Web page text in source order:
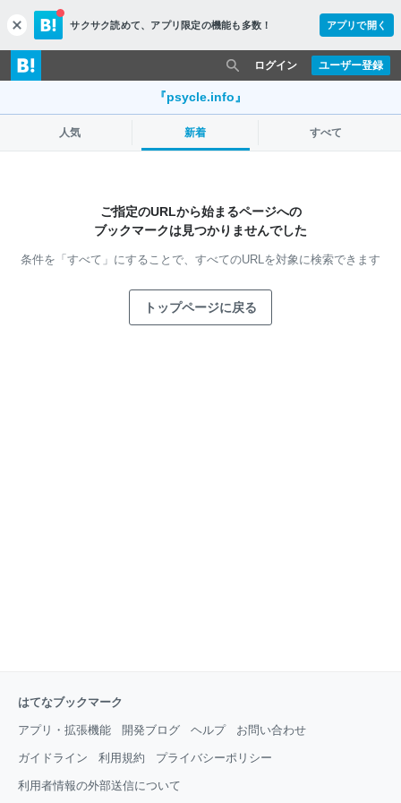
c
l
o
s
サクサク読めて、 アプリ限定の機能も多数！ アプリで開く
ユーザー登録
ログイン
『psycle.info』
人気 新着 すべて
ご指定のURLから始まるページへの
ブックマークは見つかりませんでした
条件を「すべて」にすることで、 すべてのURLを対象に検索できます
トップページに戻る
はてなブックマーク
アプリ・拡張機能 開発ブログ ヘルプ お問い合わせ
ガイドライン 利用規約 プライバシーポリシー
利用者情報の外部送信について